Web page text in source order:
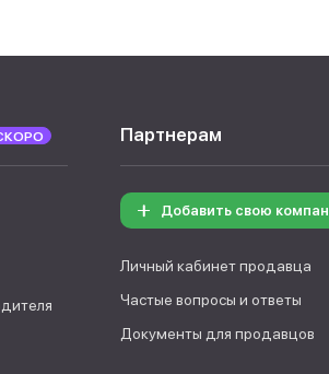
Партнерам
Добавить свою
Личный кабинет продавца
Частые вопросы и ответы
Документы для продавцов